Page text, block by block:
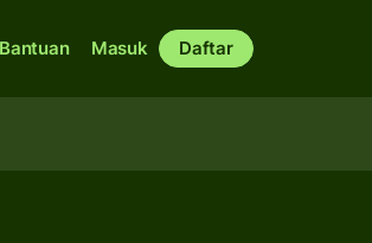
Bantuan Masuk Daftar